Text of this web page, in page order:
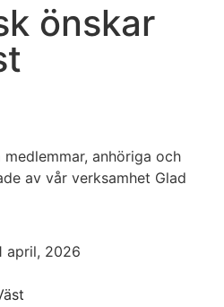
önskar
medlemmar, anhöriga och
av vår verksamhet Glad
april, 2026